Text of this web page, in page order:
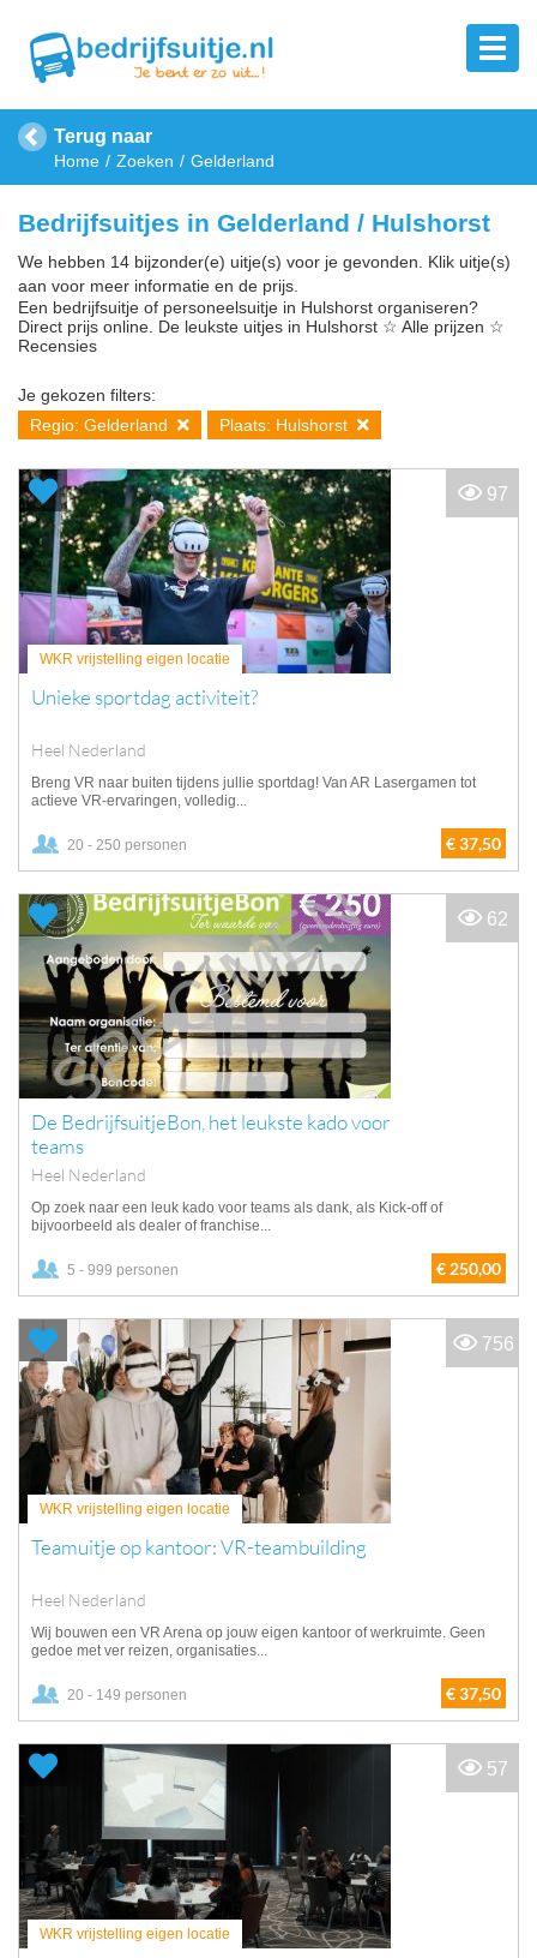
Terug naar
Home Zoeken Gelderland
Bedrijfsuitjes in Gelderland / Hulshorst
We hebben 14 bijzonder(e) uitje(s) voor je gevonden. Klik uitje(s)
aan voor meer informatie en de prijs.
Een bedrijfsuitje of personeelsuitje in Hulshorst organiseren?
Direct prijs online. De leukste uitjes in Hulshorst ☆ Alle prijzen ☆
Recensies
Je gekozen filters:
Regio: Gelderland
Plaats: Hulshorst
WKR vrijstelling eigen locatie
Unieke sportdag activiteit?
Heel Nederland
Breng VR naar buiten tijdens jullie sportdag! Van AR Lasergamen tot
actieve VR-ervaringen, volledig...
20 - 250 personen € 37,50
97
De BedrijfsuitjeBon, het leukste kado voor
teams
Heel Nederland
Op zoek naar een leuk kado voor teams als dank, als Kick-off of
bijvoorbeeld als dealer of franchise...
5 - 999 personen € 250,00
62
WKR vrijstelling eigen locatie
Teamuitje op kantoor: VR-teambuilding
Heel Nederland
Wij bouwen een VR Arena op jouw eigen kantoor of werkruimte. Geen
gedoe met ver reizen, organisaties...
20 - 149 personen € 37,50
756
WKR vrijstelling eigen locatie
57